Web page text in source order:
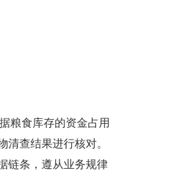
粮食库存的资金占用
查结果进行核对。
链条，遵从业务规律